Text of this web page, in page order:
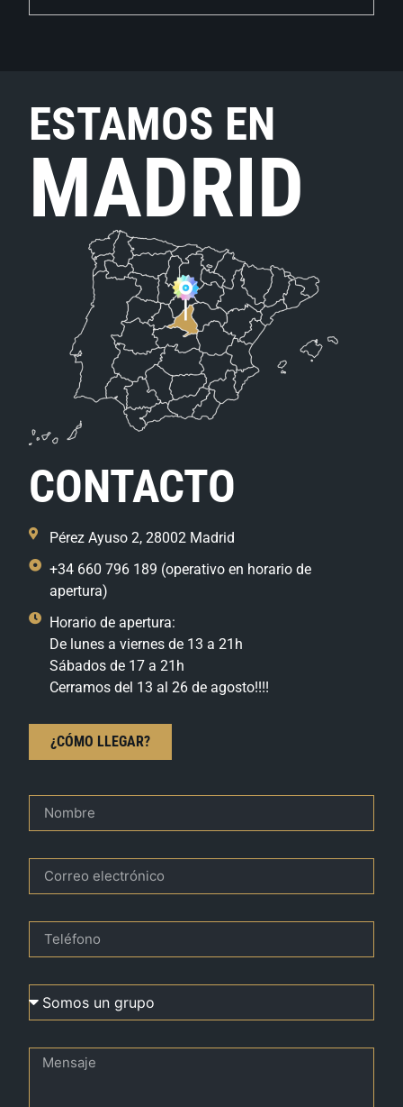
ESTAMOS EN
MADRID
CONTACTO
Pérez Ayuso 2, 28002 Madrid
+34 660 796 189 (operativo en horario de
apertura)
Horario de apertura:
De lunes a viernes de 13 a 21h
Sábados de 17 a 21h
Cerramos del 13 al 26 de agosto!!!!
¿CÓMO LLEGAR?